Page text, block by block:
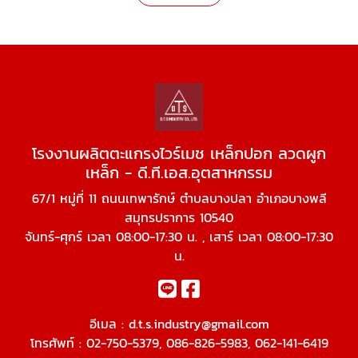
โรงงานผลิตตะแกรงไวร์เมช เหล็กปอก ลวดผูก
เหล็ก - ดี.ที.เอส.อุตสาหกรรม
67/1 หมู่ที่ 11 ถนนเทพารักษ์ ตำบลบางปลา อำเภอบางพลี
สมุทรปราการ 10540
จันทร์-ศุกร์ เวลา 08:00-17:30 น. , เสาร์ เวลา 08:00-17:30
น.
อีเมล : d.t.s.industry@gmail.com
โทรศัพท์ : 02-750-5379, 086-826-5983, 062-141-6419